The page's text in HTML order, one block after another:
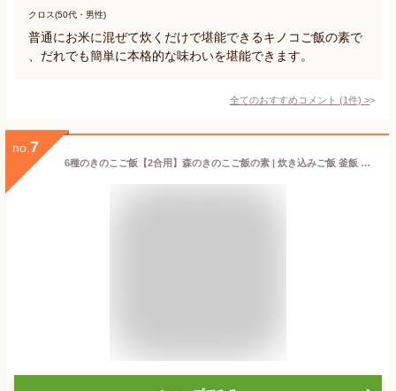
クロス(50代・男性)
普通にお米に混ぜて炊くだけで堪能できるキノコご飯の素で
、だれでも簡単に本格的な味わいを堪能できます。
全てのおすすめコメント (1件) >
no. 7
6種のきのこご飯【2合用】森のきのこご飯の素 | 炊き込みご飯 釜飯 五目ご飯 （メール便配送）